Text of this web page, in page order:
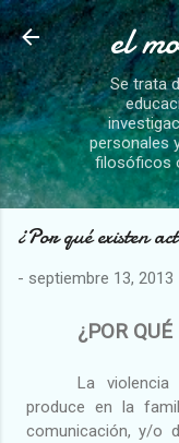
Ir
el
Se trata
personales
filosóficos
¿Por qué existen
- septiembre 13, 2013
¿POR
La
produce en la
comunicación, y/o